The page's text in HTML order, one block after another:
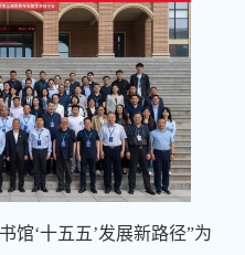
馆‘十五五’发展新路径”为